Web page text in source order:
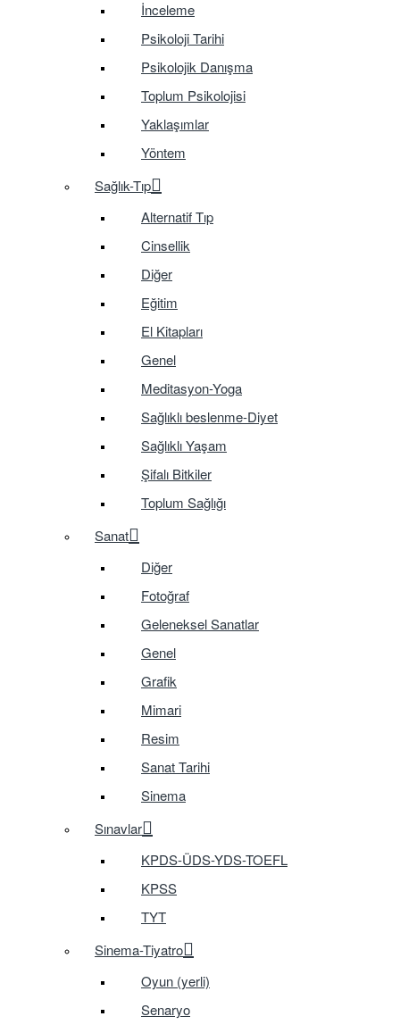
İnceleme
Psikoloji Tarihi
Psikolojik Danışma
Toplum Psikolojisi
Yaklaşımlar
Yöntem
Sağlık-Tıp
Alternatif Tıp
Cinsellik
Diğer
Eğitim
El Kitapları
Genel
Meditasyon-Yoga
Sağlıklı beslenme-Diyet
Sağlıklı Yaşam
Şifalı Bitkiler
Toplum Sağlığı
Sanat
Diğer
Fotoğraf
Geleneksel Sanatlar
Genel
Grafik
Mimari
Resim
Sanat Tarihi
Sinema
Sınavlar
KPDS-ÜDS-YDS-TOEFL
KPSS
TYT
Sinema-Tiyatro
Oyun (yerli)
Senaryo